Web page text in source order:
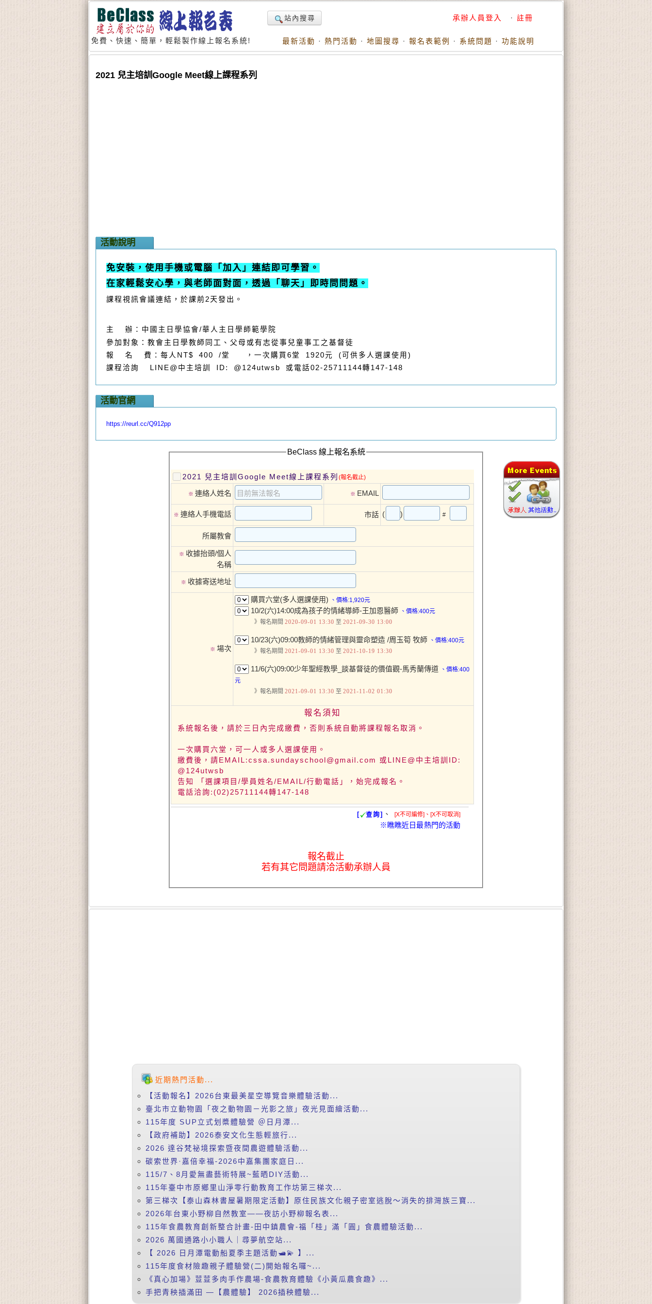
免費、快速、簡單，輕鬆製作線上報名系統!
站內搜尋 承辦人員登入 · 註冊
最新活動 · 熱門活動 · 地圖搜尋 · 報名表範例 · 系統問題 · 功能說明
2021 兒主培訓Google Meet線上課程系列
活動說明
免安裝，使用手機或電腦 「 加入」 連結即可學習。
在家輕鬆安心學，與老師面對面，透過「聊天」即時問問題。
課程視訊會議連結，於課前2天發出。
主 辦：中國主日學協會/華人主日學師範學院
參加對象：教會主日學教師同工、父母或有志從事兒童事工之基督徒
報 名 費：每人NT$ 400 /堂 ，一次購買6堂 1920元 (可供多人選課使用)
課程洽詢 LINE@中主培訓 ID:
@124utwsb 或電話02-25711144轉147-148
活動官網
https://reurl.cc/Q912pp
BeClass 線上報名系統
2021 兒主培訓Google Meet線上課程系列 (報名截止)
※ 連絡人姓名 ※ EMAIL
※ 連絡人手機電話 市話 ( ) #
所屬教會
※ 收據抬頭/個人
名稱
※ 收據寄送地址
※ 場次
購買六堂(多人選課使用) 、價格:1,920元
10/2(六)14:00成為孩子的情緒導師-王加恩醫師
、價格:400元
》報名期間 2020-09-01 13:30 至 2021-09-30 13:00
10/23(六)09:00教師的情緒管理與靈命塑造 /周玉筍 牧師
、價格:400元
》報名期間 2021-09-01 13:30 至 2021-10-19 13:30
11/6(六)09:00少年聖經教學_談基督徒的價值觀-馬秀蘭傳道 、價格:400
元
》報名期間 2021-09-01 13:30 至 2021-11-02 01:30
報名須知
系統報名後，請於三日內完成繳費，否則系統自動將課程報名取消。
一次購買六堂，可一人或多人選課使用。
繳費後，請EMAIL:cssa.sundayschool@gmail.com 或LINE@中主培訓ID:
@124utwsb
告知 「選課項目/學員姓名/EMAIL/行動電話」，始完成報名。
電話洽詢:(02)25711144轉147-148
[ 查詢] 、 [X不可編修]、[X不可取消]
※瞧瞧近日最熱門的活動
報名截止
若有其它問題請洽活動承辦人員
近期熱門活動...
【活動報名】2026台東最美星空導覽音樂體驗活動...
臺北市立動物園「夜之動物園－光影之旅」夜光見面繪活動...
115年度 SUP立式划槳體驗營 ＠日月潭...
【政府補助】2026泰安文化生態輕旅行...
2026 達谷梵祕境探索暨夜間農遊體驗活動...
碳索世界·嘉倍幸福-2026中嘉集團家庭日...
115/7、8月愛無盡藝術特展~藍晒DIY活動...
115年臺中市原鄉里山淨零行動教育工作坊第三梯次...
第三梯次【泰山森林書屋暑期限定活動】原住民族文化親子密室逃脫～消失的排灣族三寶...
2026年台東小野柳自然教室——夜訪小野柳報名表...
115年食農教育創新整合計畫-田中鎮農會-福「桂」滿「圓」食農體驗活動...
2026 萬國通路小小職人｜尋夢航空站...
【 2026 日月潭電動船夏季主題活動🛥️💫 】...
115年度食材險趣親子體驗營(二)開始報名囉~...
《真心加場》荳荳多肉手作農場-食農教育體驗《小黃瓜農食趣》...
手把青秧插滿田 —【農體驗】 2026插秧體驗...